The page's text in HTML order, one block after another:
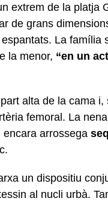
extrem de la platja
de grans
La família
la menor, “en un
alta de la cama
femoral. La
arrossega
un dispositiu
al nucli urbà.